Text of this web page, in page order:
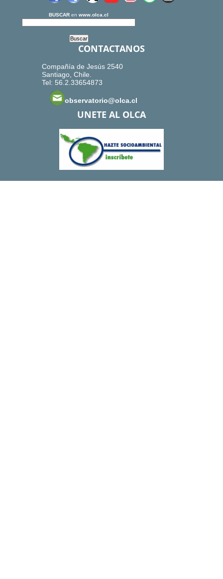
BUSCAR en www.olca.cl
CONTACTANOS
Compañía de Jesús 2540
Santiago, Chile.
Tel: 56.2.33654873
observatorio@olca.cl
UNETE AL OLCA